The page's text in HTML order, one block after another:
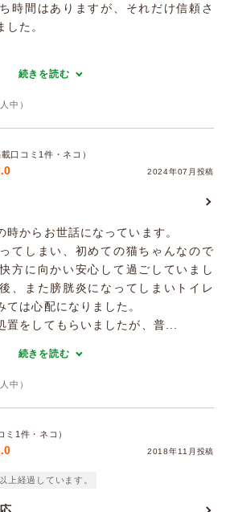
時間はありますが、それだけ信頼さ
た。
続きを読む
人中）
口コミ1件・ネコ）
2024年07月投稿
時からお世話になっています。
てしまい、初めての猫ちゃんなので
方に向かい安心して過ごしていまし
、また膀胱炎になってしまいトイレ
ては心配になりました。
置をしてもらいましたが、普...
続きを読む
人中）
ミ1件・ネコ）
2018年11月投稿
上経過しています。